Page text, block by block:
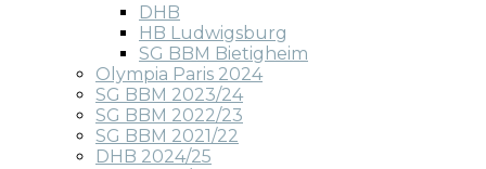
DHB
HB Ludwigsburg
SG BBM Bietigheim
Olympia Paris 2024
SG BBM 2023/24
SG BBM 2022/23
SG BBM 2021/22
DHB 2024/25